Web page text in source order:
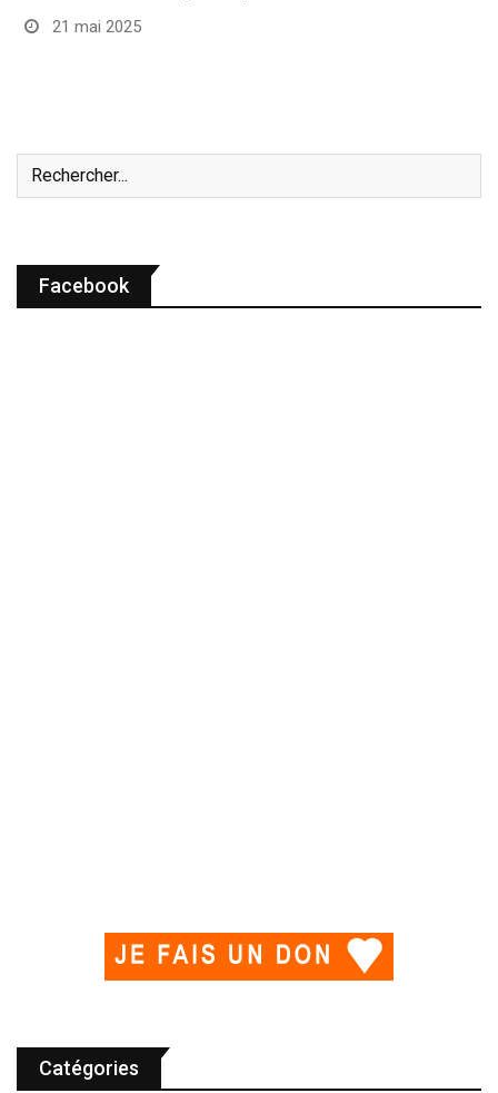
21 mai 2025
Facebook
Catégories